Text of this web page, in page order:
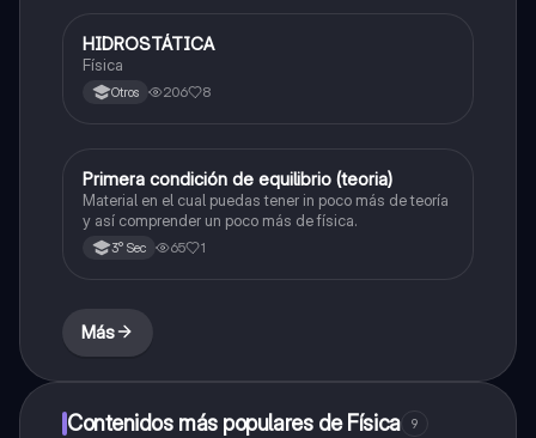
Física
HIDROSTÁTICA
Física
Otros 206 8
Física
Primera condición de equilibrio (teoria)
Material en el cual puedas tener in poco más de teoría
y así comprender un poco más de física.
3° Sec 65 1
Más
Contenidos más populares de Física 9